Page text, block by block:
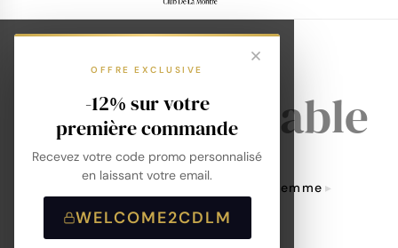
OFFRE EXCLUSIVE
-12% sur votre
première commande
Recevez votre code promo personnalisé
en laissant votre email.
WELCOME2CDLM
Montre
écoresponsable
Montres Femme
Montre Écoresponsable